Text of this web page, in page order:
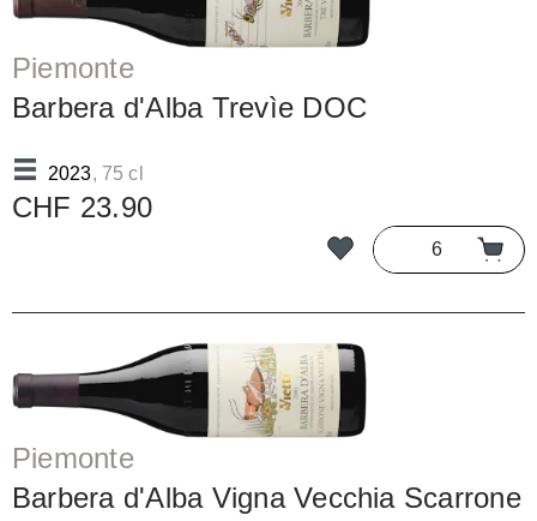
Piemonte
Barbera d'Alba Trevìe DOC
2023, 75 cl
CHF 23.90
Piemonte
Barbera d'Alba Vigna Vecchia Scarrone